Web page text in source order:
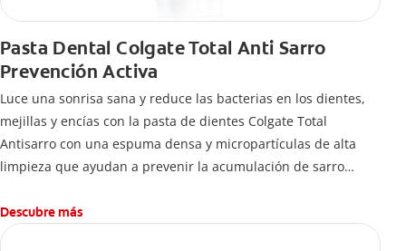
Pasta Dental Colgate Total Anti Sarro
Prevención Activa
Luce una sonrisa sana y reduce las bacterias en los dientes,
mejillas y encías con la pasta de dientes Colgate Total
Antisarro con una espuma densa y micropartículas de alta
limpieza que ayudan a prevenir la acumulación de sarro
Descubre más